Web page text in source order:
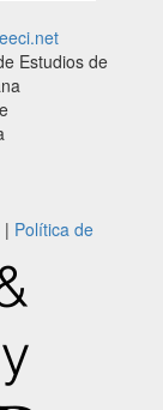
Estudios de
| Política de